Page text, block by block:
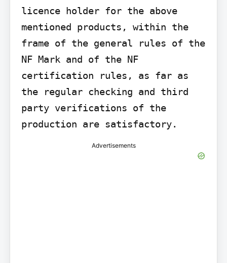
licence holder for the above
mentioned products, within the
frame of the general rules of the
NF Mark and of the NF
certification rules, as far as
the regular checking and third
party verifications of the
production are satisfactory.
Advertisements